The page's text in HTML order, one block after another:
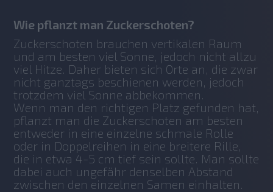
Wie pflanzt man Zuckerschoten?
Zuckerschoten brauchen vertikalen Raum
und am besten viel Sonne, jedoch nicht allzu
viel Hitze. Daher bieten sich Orte an, die zwar
nicht ganztags beschienen werden, jedoch
trotzdem viel Sonne abbekommen.
Wenn man den richtigen Platz gefunden hat,
pflanzt man die Zuckerschoten am besten
entweder in eine einzelne schmale Rolle
oder in Doppelreihen in eine breitere Rille,
die in etwa 4-5 cm tief sein sollte. Man sollte
dabei auch ungefähr denselben Abstand
zwischen den einzelnen Samen einhalten.